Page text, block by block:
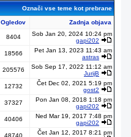
Označi vse teme kot prebrane
Ogledov Zadnja objava
8404
Sob Jan 20, 2024 10:24 pm
gapi202
18566
Pet Jan 13, 2023 11:43 am
astras
205576
Sob Sep 17, 2022 11:12 am
JurijB
12732
Čet Dec 02, 2021 5:19 pm
gost2
37327
Pon Jan 08, 2018 1:18 pm
gapi202
40406
Ned Mar 19, 2017 7:48 pm
gapi202
48740
Čet Jan 12, 2017 8:21 pm